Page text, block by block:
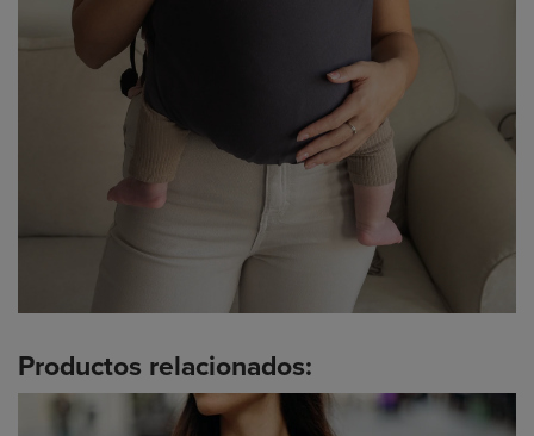
Productos relacionados: